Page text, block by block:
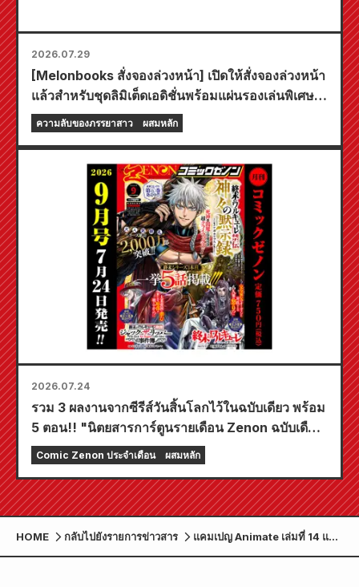
2026.07.29
[Melonbooks สั่งจองล่วงหน้า] เปิดให้สั่งจองล่วงหน้า
แล้วสำหรับชุดลิมิเต็ดเอดิชั่นพร้อมแผ่นรองเล่นพิเศษที่
มีภาพประกอบสุดงดงามของฟูยูกิ โทโจ วาดโดยคุโด!
เล่มที่ 6 ล่าสุดของ "ความลับของเจ้าสาวสาว" มี
ความลับของภรรยาสาว ผสมหลัก
2026.07.24
รวม 3 ผลงานจากซีรีส์วันสิ้นโลกไว้ในฉบับเดียว พร้อม
5 ตอน!! "นิตยสารการ์ตูนรายเดือน Zenon ฉบับเดือน
กันยายน 2026" วางจำหน่ายวันที่ 24 กรกฎาคม!!
Comic Zenon ประจำเดือน ผสมหลัก
HOME กลับไปยังรายการข่าวสาร
แคมเปญ Animate เล่มที่ 14 แจก
กระดาษสีพร้อมลายเซ็นต์ที่วาด